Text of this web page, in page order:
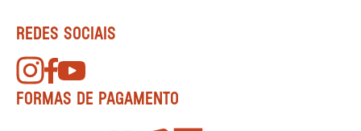
REDES SOCIAIS
FORMAS DE PAGAMENTO